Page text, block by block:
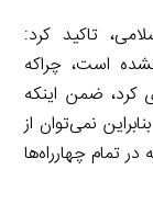
تاکید کرد:
است، چراکه
کرد، ضمن اینکه
نمی‌توان از
تمام چهارراه‌ها